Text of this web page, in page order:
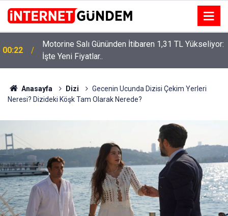
00:22
Motorine Salı Gününden İtibaren 1,31 TL Yükseliyor:
İşte Yeni Fiyatlar..
Anasayfa Dizi
Gecenin Ucunda Dizisi Çekim Yerleri
Neresi? Dizideki Köşk Tam Olarak Nerede?